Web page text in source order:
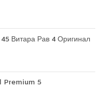
Витара Рав 4 Оригинал
Premium 5